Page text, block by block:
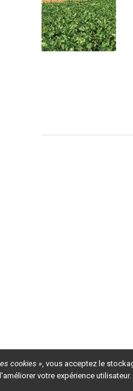
cookies », vous acceptez le
votre expérience